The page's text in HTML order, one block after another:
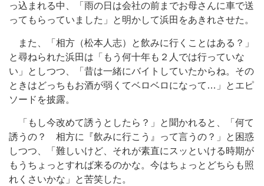
っ込まれる中、「雨の日は会社の前までお母さんに車で送
ってもらっていました」と明かして浜田をあきれさせた。
また、「相方（松本人志）と飲みに行くことはある？」
と尋ねられた浜田は「もう何十年も２人では行っていな
い」としつつ、「昔は一緒にバイトしていたからね。その
ときはどっちもお酒が弱くてベロベロになって…」とエピ
ソードを披露。
「もし今改めて誘うとしたら？」と聞かれると、「何て
誘うの？ 相方に『飲みに行こう』って言うの？」と困惑
しつつ、「難しいけど、それが素直にスッといける時期が
もうちょっとすれば来るのかな。今はちょっとどちらも照
れくさいかな」と苦笑した。